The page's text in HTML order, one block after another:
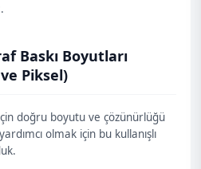
Baskı Boyutları
Piksel)
doğru boyutu ve çözünürlüğü
olmak için bu kullanışlı